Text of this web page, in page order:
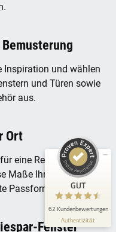
Inspiration und wählen
und Türen sowie
aus.
Ort
eine Renovierung oder
Maße Ihrer Fenster und
Passform.
Fenster
GUT
62 Kundenbewertungen
Authentizität
E. Link GmbH
62
Bewertungen von 1
anderen Quelle
ProvenExpert-Profil werfen
1.5.2026